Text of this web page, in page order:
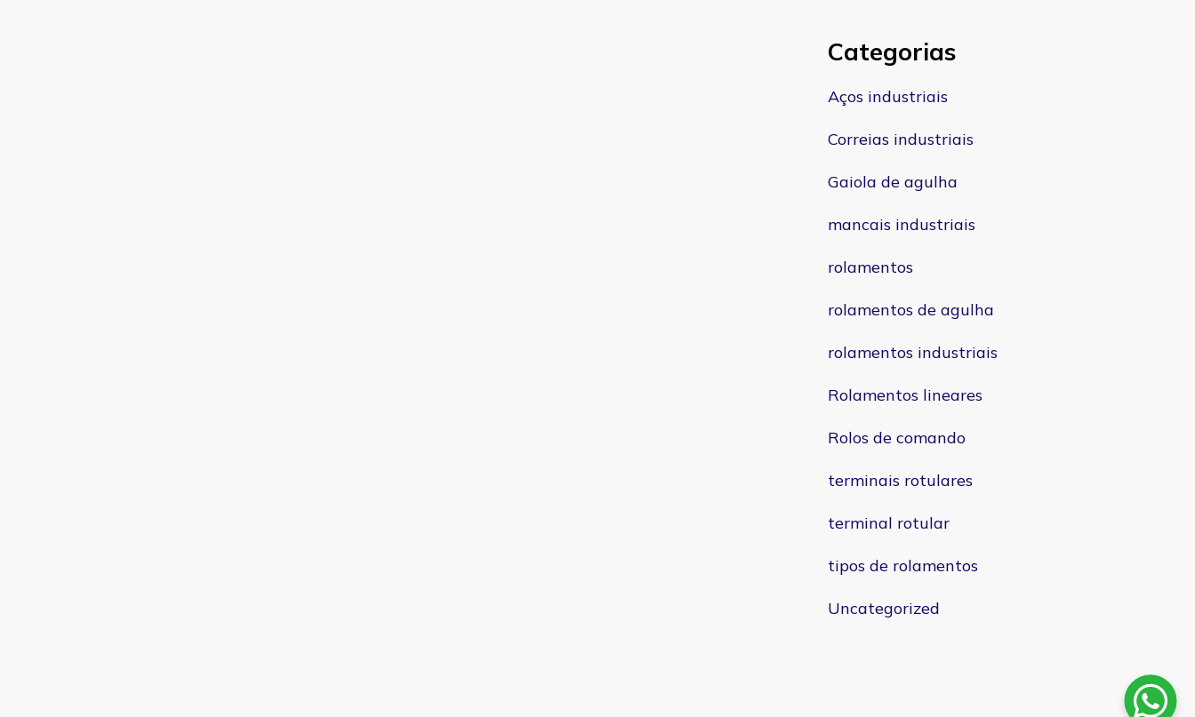
Categorias
Aços industriais
Correias industriais
Gaiola de agulha
mancais industriais
rolamentos
rolamentos de agulha
rolamentos industriais
Rolamentos lineares
Rolos de comando
terminais rotulares
terminal rotular
tipos de rolamentos
Uncategorized